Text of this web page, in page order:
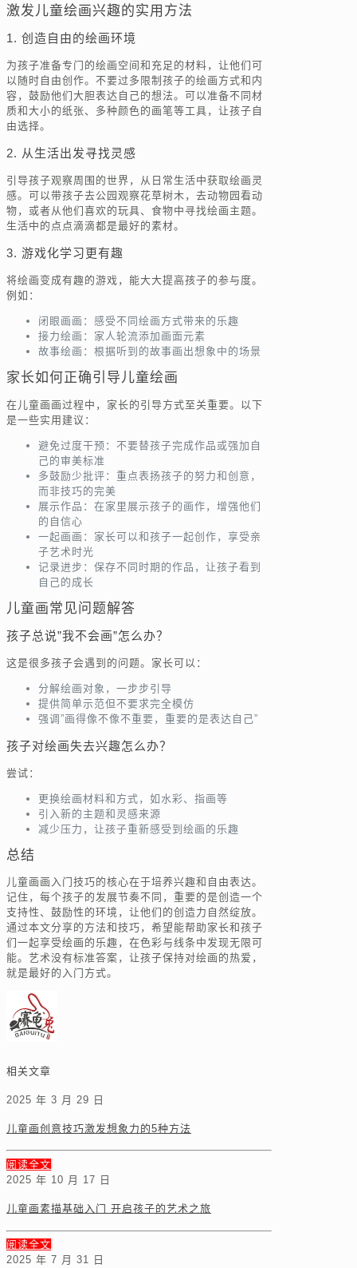
激发儿童绘画兴趣的实用方法
1. 创造自由的绘画环境
为孩子准备专门的绘画空间和充足的材料，让他们可
以随时自由创作。不要过多限制孩子的绘画方式和内
容，鼓励他们大胆表达自己的想法。可以准备不同材
质和大小的纸张、多种颜色的画笔等工具，让孩子自
由选择。
2. 从生活出发寻找灵感
引导孩子观察周围的世界，从日常生活中获取绘画灵
感。可以带孩子去公园观察花草树木，去动物园看动
物，或者从他们喜欢的玩具、食物中寻找绘画主题。
生活中的点点滴滴都是最好的素材。
3. 游戏化学习更有趣
将绘画变成有趣的游戏，能大大提高孩子的参与度。
例如：
闭眼画画：感受不同绘画方式带来的乐趣
接力绘画：家人轮流添加画面元素
故事绘画：根据听到的故事画出想象中的场景
家长如何正确引导儿童绘画
在儿童画画过程中，家长的引导方式至关重要。以下
是一些实用建议：
避免过度干预：不要替孩子完成作品或强加自
己的审美标准
多鼓励少批评：重点表扬孩子的努力和创意，
而非技巧的完美
展示作品：在家里展示孩子的画作，增强他们
的自信心
一起画画：家长可以和孩子一起创作，享受亲
子艺术时光
记录进步：保存不同时期的作品，让孩子看到
自己的成长
儿童画常见问题解答
孩子总说”我不会画”怎么办？
这是很多孩子会遇到的问题。家长可以：
分解绘画对象，一步步引导
提供简单示范但不要求完全模仿
强调”画得像不像不重要，重要的是表达自己”
孩子对绘画失去兴趣怎么办？
尝试：
更换绘画材料和方式，如水彩、指画等
引入新的主题和灵感来源
减少压力，让孩子重新感受到绘画的乐趣
总结
儿童画画入门技巧的核心在于培养兴趣和自由表达。
记住，每个孩子的发展节奏不同，重要的是创造一个
支持性、鼓励性的环境，让他们的创造力自然绽放。
通过本文分享的方法和技巧，希望能帮助家长和孩子
们一起享受绘画的乐趣，在色彩与线条中发现无限可
能。艺术没有标准答案，让孩子保持对绘画的热爱，
就是最好的入门方式。
相关文章
2025 年 3 月 29 日
儿童画创意技巧激发想象力的5种方法
阅读全文
2025 年 10 月 17 日
儿童画素描基础入门 开启孩子的艺术之旅
阅读全文
2025 年 7 月 31 日